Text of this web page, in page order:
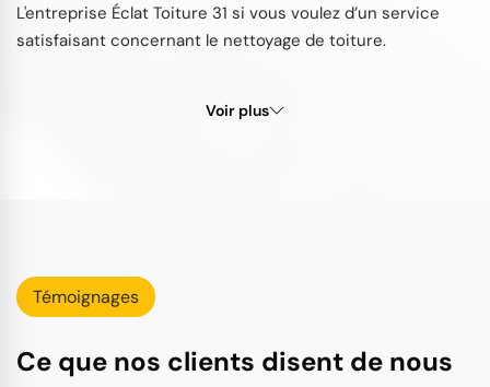
L'entreprise Éclat Toiture 31 si vous voulez d’un service
satisfaisant concernant le nettoyage de toiture.
Voir plus
Témoignages
Ce que nos clients disent de nous